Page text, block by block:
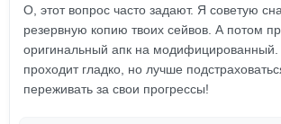
О, этот вопрос часто задают. Я советую
резервную копию твоих сейвов. А потом
оригинальный апк на
проходит гладко, но лучше
переживать за свои прогрессы!